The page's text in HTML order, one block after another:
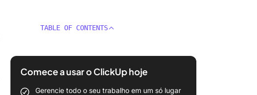
TABLE OF CONTENTS
Comece a usar o ClickUp hoje
Gerencie todo o seu trabalho em um só lugar